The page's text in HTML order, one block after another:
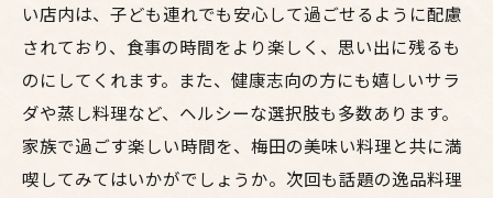
い店内は、子ども連れでも安心して過ごせるように配慮
されており、食事の時間をより楽しく、思い出に残るも
のにしてくれます。また、健康志向の方にも嬉しいサラ
ダや蒸し料理など、ヘルシーな選択肢も多数あります。
家族で過ごす楽しい時間を、梅田の美味い料理と共に満
喫してみてはいかがでしょうか。次回も話題の逸品料理